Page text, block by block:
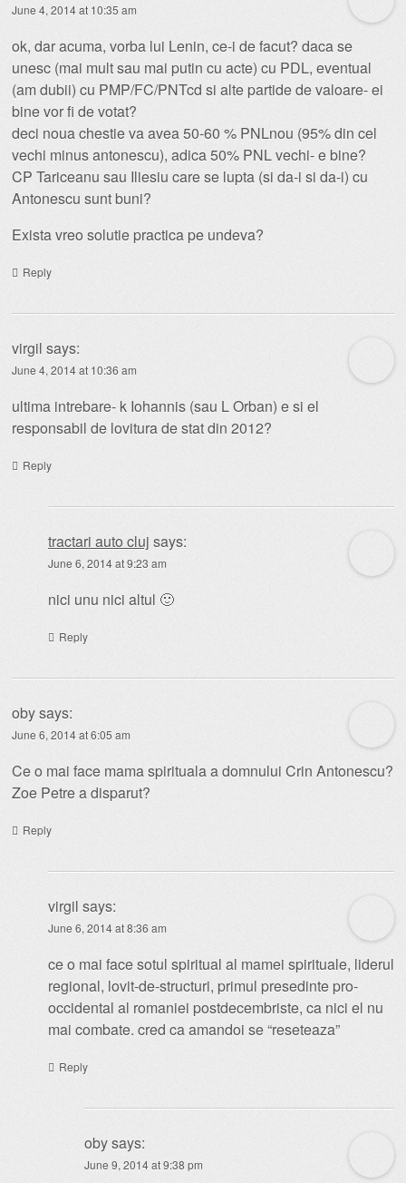
June 4, 2014 at 10:35 am
ok, dar acuma, vorba lui Lenin, ce-i de facut? daca se
unesc (mai mult sau mai putin cu acte) cu PDL, eventual
(am dubii) cu PMP/FC/PNTcd si alte partide de valoare- ei
bine vor fi de votat?
deci noua chestie va avea 50-60 % PNLnou (95% din cel
vechi minus antonescu), adica 50% PNL vechi- e bine?
CP Tariceanu sau Iliesiu care se lupta (si da-i si da-i) cu
Antonescu sunt buni?
Exista vreo solutie practica pe undeva?
Reply
virgil says:
June 4, 2014 at 10:36 am
ultima intrebare- k Iohannis (sau L Orban) e si el
responsabil de lovitura de stat din 2012?
Reply
tractari auto cluj says:
June 6, 2014 at 9:23 am
nici unu nici altul 🙂
Reply
obysays:
June 6, 2014 at 6:05 am
Ce o mai face mama spirituala a domnului Crin Antonescu?
Zoe Petre a disparut?
Reply
virgil says:
June 6, 2014 at 8:36 am
ce o mai face sotul spiritual al mamei spirituale, liderul
regional, lovit-de-structuri, primul presedinte pro-
occidental al romaniei postdecembriste, ca nici el nu
mai combate. cred ca amandoi se “reseteaza”
Reply
obysays:
June 9, 2014 at 9:38 pm